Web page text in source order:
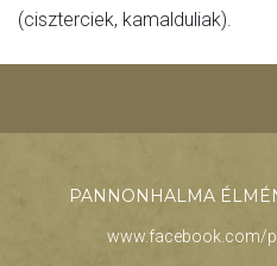
(ciszterciek, kamalduliak).
PANNONHALMA
www.facebook.com/